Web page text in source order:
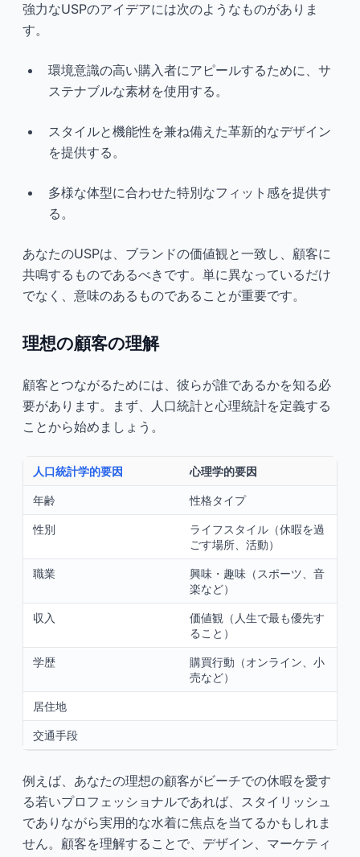
強力なUSPのアイデアには次のようなものがありま
す。
環境意識の高い購入者にアピールするために、サ
ステナブルな素材を使用する。
スタイルと機能性を兼ね備えた革新的なデザイン
を提供する。
多様な体型に合わせた特別なフィット感を提供す
る。
あなたのUSPは、ブランドの価値観と一致し、顧客に
共鳴するものであるべきです。単に異なっているだけ
でなく、意味のあるものであることが重要です。
理想の顧客の理解
顧客とつながるためには、彼らが誰であるかを知る必
要があります。まず、人口統計と心理統計を定義する
ことから始めましょう。
人口統計学的要因 心理学的要因
年齢 性格タイプ
性別
ライフスタイル（休暇を過
ごす場所、活動）
職業
興味・趣味（スポーツ、音
楽など）
収入
価値観（人生で最も優先す
ること）
学歴
購買行動（オンライン、小
売など）
居住地
交通手段
例えば、あなたの理想の顧客がビーチでの休暇を愛す
る若いプロフェッショナルであれば、スタイリッシュ
でありながら実用的な水着に焦点を当てるかもしれま
せん。顧客を理解することで、デザイン、マーケティ